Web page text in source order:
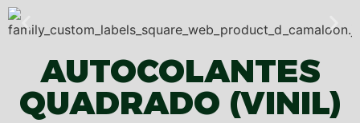
AUTOCOLANTES
QUADRADO (VINIL)